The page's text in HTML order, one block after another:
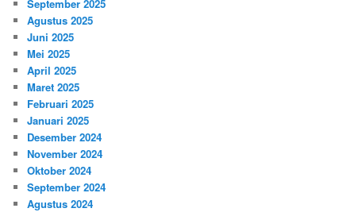
September 2025
Agustus 2025
Juni 2025
Mei 2025
April 2025
Maret 2025
Februari 2025
Januari 2025
Desember 2024
November 2024
Oktober 2024
September 2024
Agustus 2024